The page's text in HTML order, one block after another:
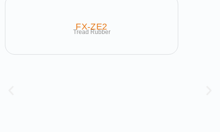
FX-ZE2
Tread Rubber